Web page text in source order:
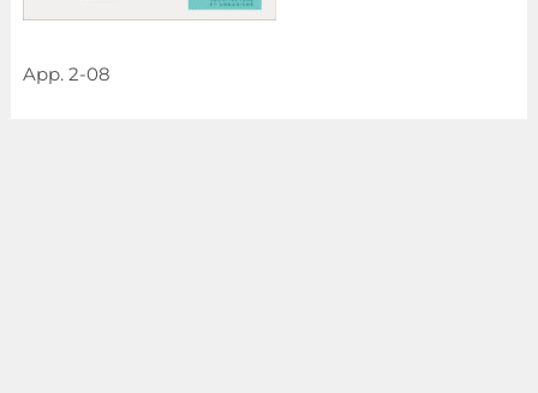
App. 2-08